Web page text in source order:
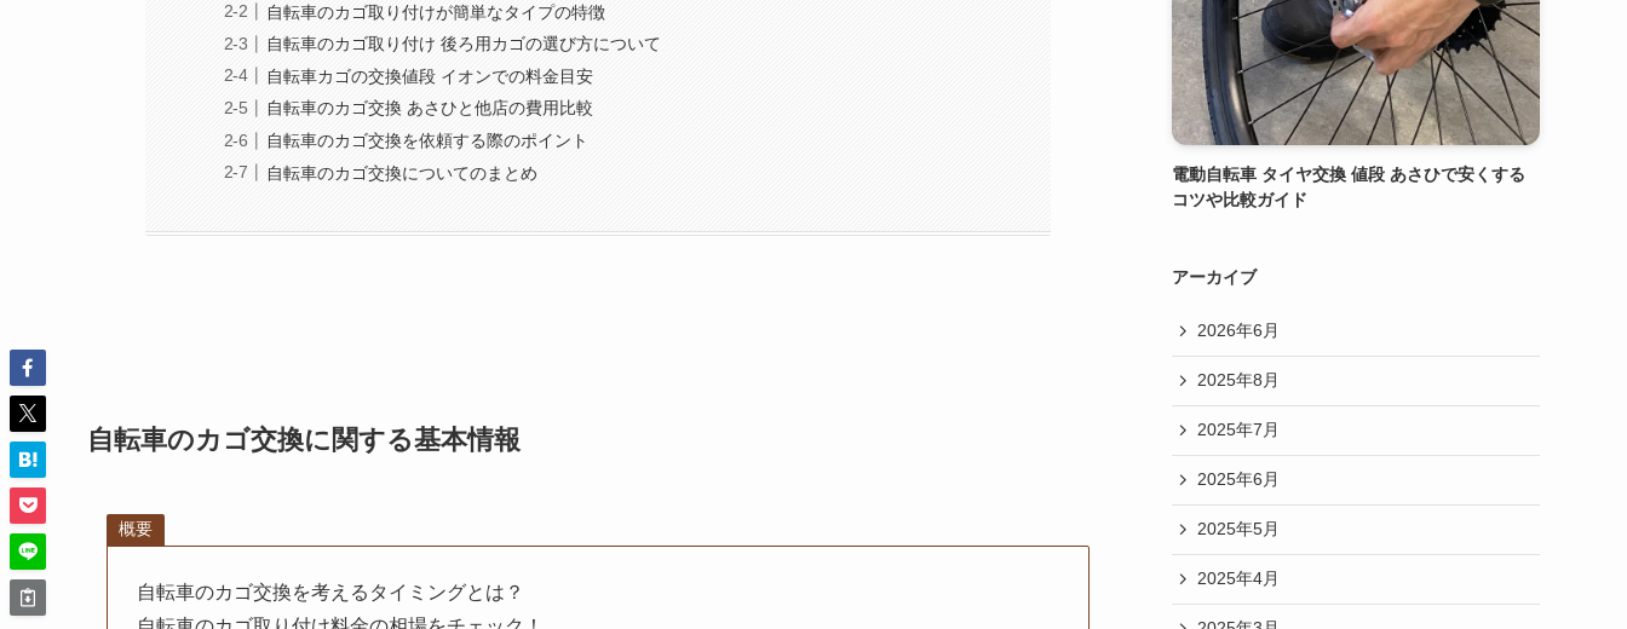
自転車のカゴ取り付けが簡単なタイプの特徴
自転車のカゴ取り付け 後ろ用カゴの選び方について
自転車カゴの交換値段 イオンでの料金目安
自転車のカゴ交換 あさひと他店の費用比較
自転車のカゴ交換を依頼する際のポイント
自転車のカゴ交換についてのまとめ
自転車のカゴ交換に関する基本情報
概要
自転車のカゴ交換を考えるタイミングとは？
電動自転車 タイヤ交換 値段 あさひで安くする
コツや比較ガイド
アーカイブ
2026年6月
2025年8月
2025年7月
2025年6月
2025年5月
2025年4月